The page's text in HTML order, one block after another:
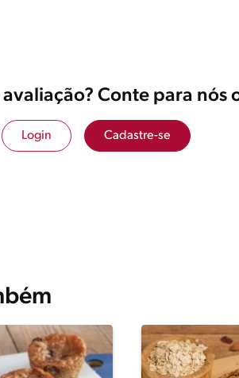
Conte para nós
Login Cadastre-se